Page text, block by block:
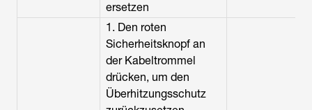
ersetzen
1. Den roten
Sicherheitsknopf an
der Kabeltrommel
drücken, um den
Überhitzungsschutz